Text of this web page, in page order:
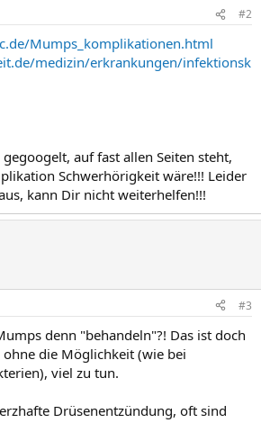
#2
Mumps_komplikationen.html
medizin/erkrankungen/infektionsk
auf fast allen Seiten steht,
Schwerhörigkeit wäre!!! Leider
kann Dir nicht weiterhelfen!!!
#3
denn "behandeln"?! Das ist doch
die Möglichkeit (wie bei
viel zu tun.
Drüsenentzündung, oft sind